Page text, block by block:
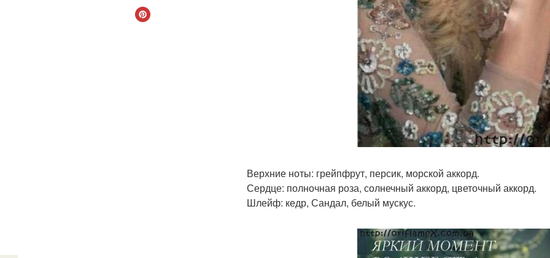
Верхние ноты: грейпфрут, персик, морской аккорд.
Сердце: полночная роза, солнечный аккорд, цветочный аккорд.
Шлейф: кедр, Сандал, белый мускус.